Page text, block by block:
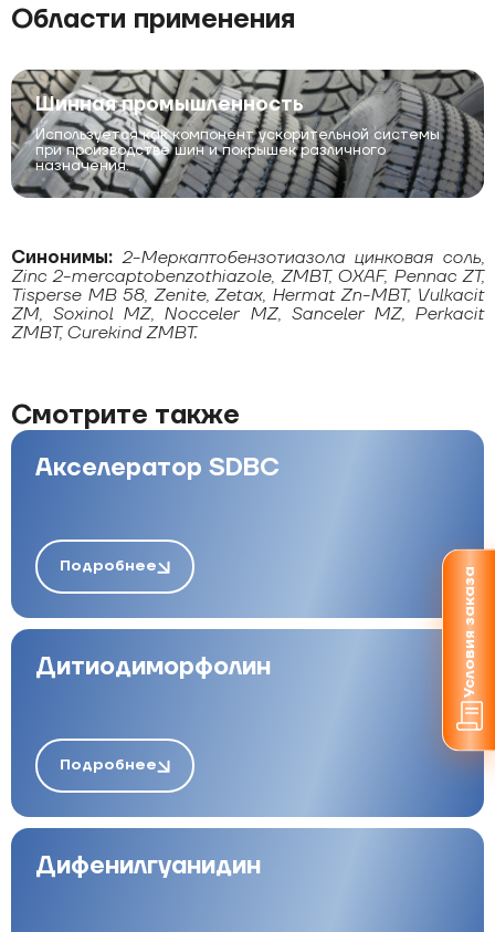
Области применения
Шинная промышленность
Используется как компонент ускорительной системы
при производстве шин и покрышек различного
назначения.
Синонимы: 2-Меркаптобензотиазола цинковая соль,
Zinc 2-mercaptobenzothiazole, ZMBT, OXAF, Pennac ZT,
Tisperse MB 58, Zenite, Zetax, Hermat Zn-MBT, Vulkacit
ZM, Soxinol MZ, Nocceler MZ, Sanceler MZ, Perkacit
ZMBT, Curekind ZMBT.
Условия заказа
Смотрите также
Акселератор SDBC
Подробнее
Дитиодиморфолин
Подробнее
Дифенилгуанидин